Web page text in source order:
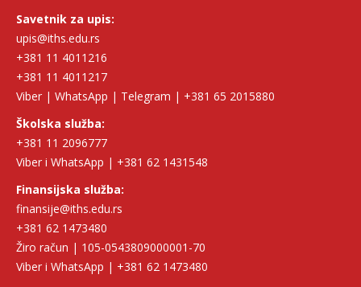
Savetnik za upis:
upis@iths.edu.rs
+381 11 4011216
+381 11 4011217
Viber | WhatsApp | Telegram | +381 65 2015880
Školska služba:
+381 11 2096777
Viber i WhatsApp | +381 62 1431548
Finansijska služba:
finansije@iths.edu.rs
+381 62 1473480
Žiro račun | 105-0543809000001-70
Viber i WhatsApp | +381 62 1473480